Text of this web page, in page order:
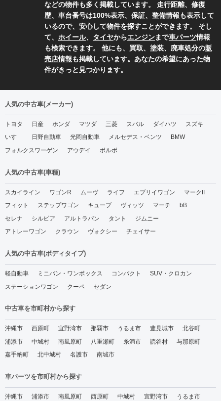
などの物件も多く掲載しています。 走行距離、修復
歴、車台番号は100%表示、保証、整備情報も表示して
いるので、安心して物件を探すことができます。 そし
て、 ホイール、 タイヤからエンジンまで車パーツ情報
も検索できます。 他にも、買取、塗装、廃車処分の販
売店情報も掲載しています。あなたの希望にあった物
件がきっと見つかります。
人気の中古車(メーカー)
トヨタ 日産 ホンダ マツダ 三菱 スバル ダイハツ
スズキ
いすゞ
日野自動車 光岡自動車 メルセデス・ベンツ
BMW
フォルクスワーゲン
アウデイ ボルボ
人気の中古車(車種)
スカイライン ワゴンR ムーヴ ライフ エブリイワゴン
マークII
フィット
ステップワゴン キューブ ヴィッツ マーチ
bB
セレナ
シルビア アルトラパン タント
ジムニー
アトレーワゴン
クラウン ヴォクシー チェイサー
人気の中古車(ボディタイプ)
軽自動車 ミニバン・ワンボックス コンパクト
SUV・クロカン
ステーションワゴン
クーペ セダン
中古車を市町村から探す
沖縄市 西原町 宜野湾市 那覇市 うるま市 豊見城市
北谷町
浦添市
中城村 南風原町 八重瀬町 糸満市 読谷村
与那原町
嘉手納町
北中城村 名護市 南城市
車パーツを市町村から探す
沖縄市 浦添市 南風原町 西原町 中城村 宜野湾市
うるま市